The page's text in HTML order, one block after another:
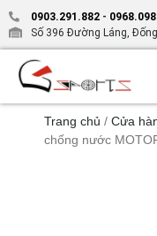
0903.291.882 -
Số 396 Đường Láng,
Trang chủ / Cửa
chống nước